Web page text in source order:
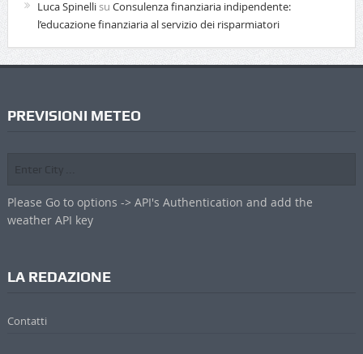
Luca Spinellisu Consulenza finanziaria indipendente:
l’educazione finanziaria al servizio dei risparmiatori
PREVISIONI METEO
Please Go to options -> API's Authentication and add the
weather API key
LA REDAZIONE
Contatti